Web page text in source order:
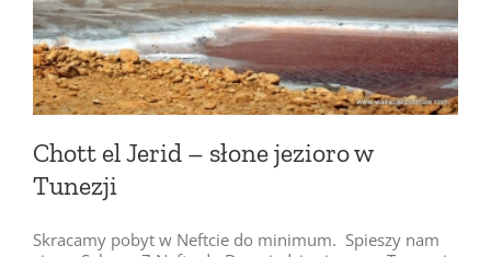
Chott el Jerid – słone jezioro w
Tunezji
Skracamy pobyt w Neftcie do minimum. Spieszy nam